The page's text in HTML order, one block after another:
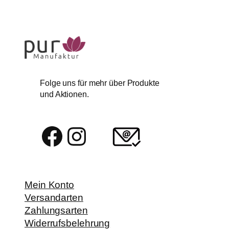
Folge uns für mehr über Produkte
und Aktionen.
Facebook Instagram
Mein Konto
Versandarten
Zahlungsarten
Widerrufsbelehrung